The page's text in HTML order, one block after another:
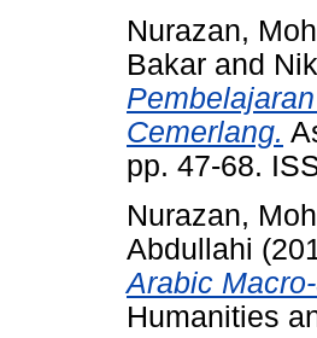
Nurazan,
Bakar and
Cemerlang.
pp. 47-68.
Nurazan,
Abdullahi
Arabic
Humanities